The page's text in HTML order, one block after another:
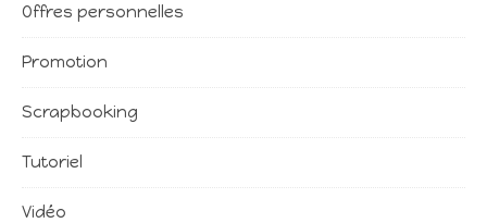
Offres personnelles
Promotion
Scrapbooking
Tutoriel
Vidéo